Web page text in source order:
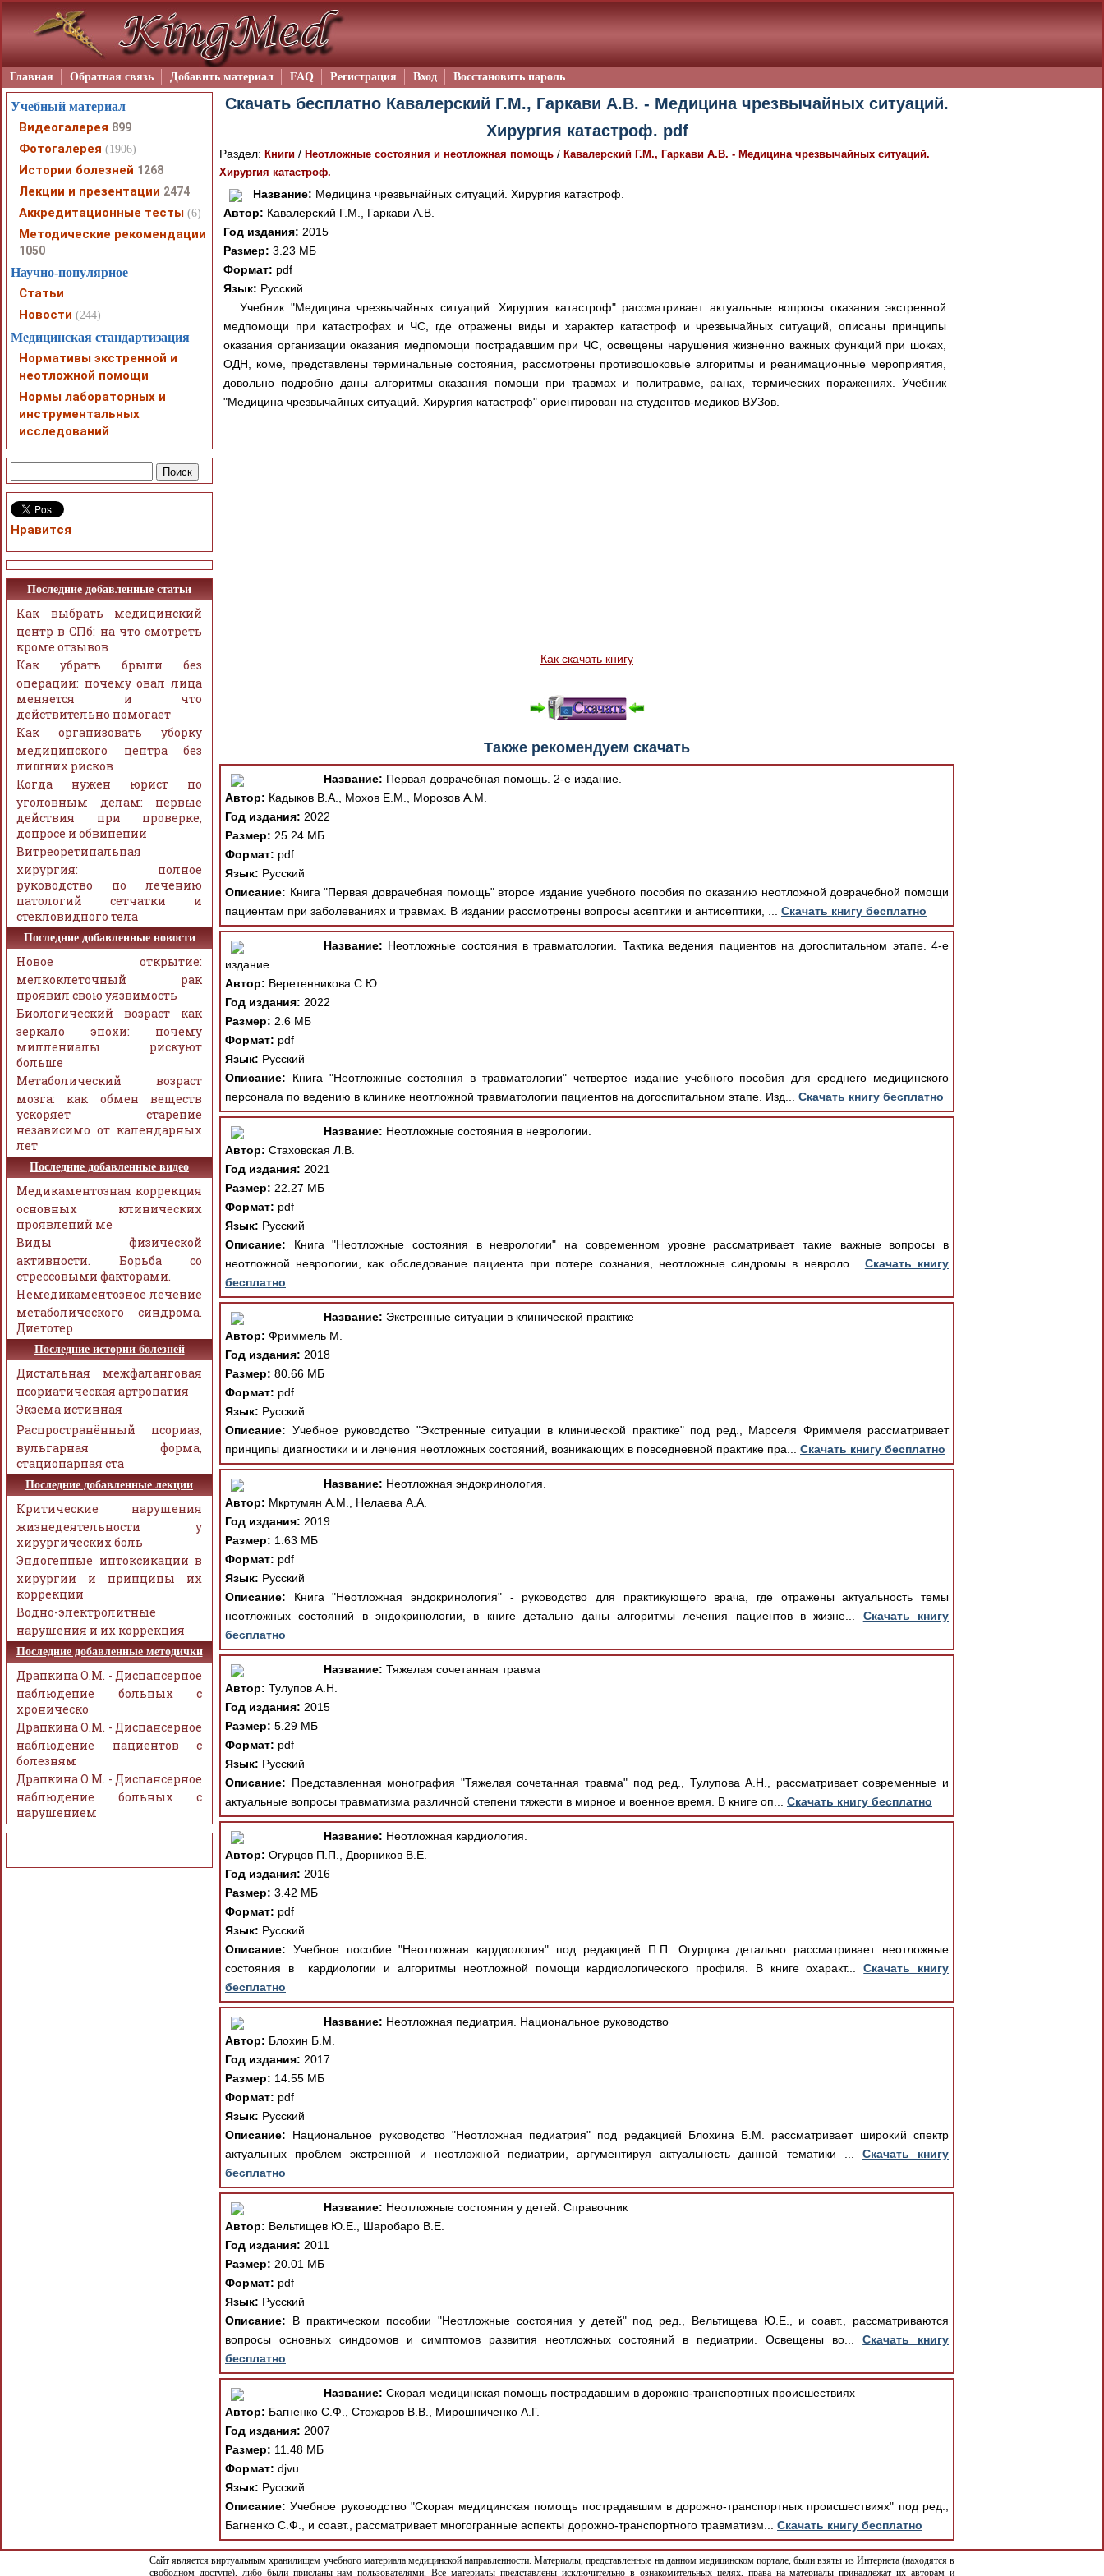
Главная Обратная связь Добавить материал FAQ Регистрация Вход Восстановить пароль
Скачать бесплатно Кавалерский Г.М., Гаркави А.В. - Медицина чрезвычайных ситуаций.
Хирургия катастроф. pdf
Раздел: Книги / Неотложные состояния и неотложная помощь / Кавалерский Г.М., Гаркави А.В. - Медицина чрезвычайных ситуаций.
Хирургия катастроф.
Название: Медицина чрезвычайных ситуаций. Хирургия катастроф.
Автор: Кавалерский Г.М., Гаркави А.В.
Год издания: 2015
Размер: 3.23 МБ
Формат: pdf
Язык: Русский
Учебник "Медицина чрезвычайных ситуаций. Хирургия катастроф" рассматривает актуальные вопросы оказания экстренной
медпомощи при катастрофах и ЧС, где отражены виды и характер катастроф и чрезвычайных ситуаций, описаны принципы
оказания организации оказания медпомощи пострадавшим при ЧС, освещены нарушения жизненно важных функций при шоках,
ОДН, коме, представлены терминальные состояния, рассмотрены противошоковые алгоритмы и реанимационные мероприятия,
довольно подробно даны алгоритмы оказания помощи при травмах и политравме, ранах, термических поражениях. Учебник
"Медицина чрезвычайных ситуаций. Хирургия катастроф" ориентирован на студентов-медиков ВУЗов.
Как скачать книгу
Также рекомендуем скачать
Название: Первая доврачебная помощь. 2-е издание.
Автор: Кадыков В.А., Мохов Е.М., Морозов А.М.
Год издания: 2022
Размер: 25.24 МБ
Формат: pdf
Язык: Русский
Описание: Книга "Первая доврачебная помощь" второе издание учебного пособия по оказанию неотложной доврачебной помощи
пациентам при заболеваниях и травмах. В издании рассмотрены вопросы асептики и антисептики, ... Скачать книгу бесплатно
Название: Неотложные состояния в травматологии. Тактика ведения пациентов на догоспитальном этапе. 4-е
издание.
Автор: Веретенникова С.Ю.
Год издания: 2022
Размер: 2.6 МБ
Формат: pdf
Язык: Русский
Описание: Книга "Неотложные состояния в травматологии" четвертое издание учебного пособия для среднего медицинского
персонала по ведению в клинике неотложной травматологии пациентов на догоспитальном этапе. Изд... Скачать книгу бесплатно
Название: Неотложные состояния в неврологии.
Автор: Стаховская Л.В.
Год издания: 2021
Размер: 22.27 МБ
Формат: pdf
Язык: Русский
Описание: Книга "Неотложные состояния в неврологии" на современном уровне рассматривает такие важные вопросы в
неотложной неврологии, как обследование пациента при потере сознания, неотложные синдромы в невроло... Скачать книгу
бесплатно
Название: Экстренные ситуации в клинической практике
Автор: Фриммель М.
Год издания: 2018
Размер: 80.66 МБ
Формат: pdf
Язык: Русский
Описание: Учебное руководство "Экстренные ситуации в клинической практике" под ред., Марселя Фриммеля рассматривает
принципы диагностики и и лечения неотложных состояний, возникающих в повседневной практике пра... Скачать книгу бесплатно
Название: Неотложная эндокринология.
Автор: Мкртумян А.М., Нелаева А.А.
Год издания: 2019
Размер: 1.63 МБ
Формат: pdf
Язык: Русский
Описание: Книга "Неотложная эндокринология" - руководство для практикующего врача, где отражены актуальность темы
неотложных состояний в эндокринологии, в книге детально даны алгоритмы лечения пациентов в жизне... Скачать книгу
бесплатно
Название: Тяжелая сочетанная травма
Автор: Тулупов А.Н.
Год издания: 2015
Размер: 5.29 МБ
Формат: pdf
Язык: Русский
Описание: Представленная монография "Тяжелая сочетанная травма" под ред., Тулупова А.Н., рассматривает современные и
актуальные вопросы травматизма различной степени тяжести в мирное и военное время. В книге оп... Скачать книгу бесплатно
Название: Неотложная кардиология.
Автор: Огурцов П.П., Дворников В.Е.
Год издания: 2016
Размер: 3.42 МБ
Формат: pdf
Язык: Русский
Описание: Учебное пособие "Неотложная кардиология" под редакцией П.П. Огурцова детально рассматривает неотложные
состояния в кардиологии и алгоритмы неотложной помощи кардиологического профиля. В книге охаракт...Скачать книгу
бесплатно
Название: Неотложная педиатрия. Национальное руководство
Автор: Блохин Б.М.
Год издания: 2017
Размер: 14.55 МБ
Формат: pdf
Язык: Русский
Описание: Национальное руководство "Неотложная педиатрия" под редакцией Блохина Б.М. рассматривает широкий спектр
актуальных проблем экстренной и неотложной педиатрии, аргументируя актуальность данной тематики ... Скачать книгу
бесплатно
Название: Неотложные состояния у детей. Справочник
Автор: Вельтищев Ю.Е., Шаробаро В.Е.
Год издания: 2011
Размер: 20.01 МБ
Формат: pdf
Язык: Русский
Описание: В практическом пособии "Неотложные состояния у детей" под ред., Вельтищева Ю.Е., и соавт., рассматриваются
вопросы основных синдромов и симптомов развития неотложных состояний в педиатрии. Освещены во...Скачать книгу
бесплатно
Название: Скорая медицинская помощь пострадавшим в дорожно-транспортных происшествиях
Автор: Багненко С.Ф., Стожаров В.В., Мирошниченко А.Г.
Год издания: 2007
Размер: 11.48 МБ
Формат: djvu
Язык: Русский
Описание: Учебное руководство "Скорая медицинская помощь пострадавшим в дорожно-транспортных происшествиях" под ред.,
Багненко С.Ф., и соавт., рассматривает многогранные аспекты дорожно-транспортного травматизм... Скачать книгу бесплатно
Учебный материал
Видеогалерея 899
Фотогалерея (1906)
Истории болезней 1268
Лекции и презентации 2474
Аккредитационные тесты (6)
Методические рекомендации
1050
Научно-популярное
Статьи
Новости (244)
Медицинская стандартизация
Нормативы экстренной и
неотложной помощи
Нормы лабораторных и
инструментальных
исследований
Нравится
Последние добавленные статьи
Как выбрать медицинский
центр в СПб: на что смотреть
кроме отзывов
Как убрать брыли без
операции: почему овал лица
меняется и что
действительно помогает
Как организовать уборку
медицинского центра без
лишних рисков
Когда нужен юрист по
уголовным делам: первые
действия при проверке,
допросе и обвинении
Витреоретинальная
хирургия: полное
руководство по лечению
патологий сетчатки и
стекловидного тела
Последние добавленные новости
Новое открытие:
мелкоклеточный рак
проявил свою уязвимость
Биологический возраст как
зеркало эпохи: почему
миллениалы рискуют
больше
Метаболический возраст
мозга: как обмен веществ
ускоряет старение
независимо от календарных
лет
Последние добавленные видео
Медикаментозная коррекция
основных клинических
проявлений ме
Виды физической
активности. Борьба со
стрессовыми факторами.
Немедикаментозное лечение
метаболического синдрома.
Диетотер
Последние истории болезней
Дистальная межфаланговая
псориатическая артропатия
Экзема истинная
Распространённый псориаз,
вульгарная форма,
стационарная ста
Последние добавленные лекции
Критические нарушения
жизнедеятельности у
хирургических боль
Эндогенные интоксикации в
хирургии и принципы их
коррекции
Водно-электролитные
нарушения и их коррекция
Последние добавленные методички
Драпкина О.М. - Диспансерное
наблюдение больных с
хроническо
Драпкина О.М. - Диспансерное
наблюдение пациентов с
болезням
Драпкина О.М. - Диспансерное
наблюдение больных с
нарушением
Сайт является виртуальным хранилищем учебного материала медицинской направленности. Материалы, представленные на данном медицинском портале, были взяты из Интернета (находятся в
свободном доступе), либо были присланы нам пользователями. Все материалы представлены исключительно в ознакомительных целях, права на материалы принадлежат их авторам и